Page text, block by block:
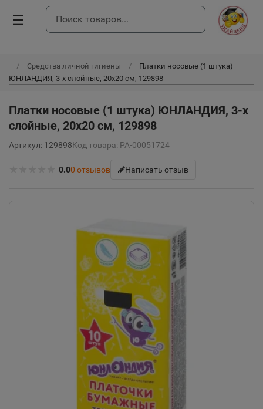
☰
Средства личной гигиены
Платки носовые (1 штука)
ЮНЛАНДИЯ, 3-х слойные, 20х20 см, 129898
Платки носовые (1 штука) ЮНЛАНДИЯ, 3-х
слойные, 20х20 см, 129898
Артикул: 129898Код товара: РА-00051724
0.00 отзывов Написать отзыв